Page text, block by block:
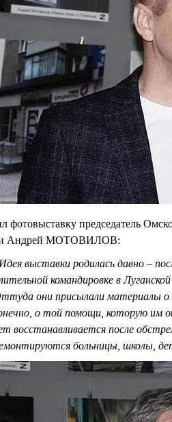
фотовыставку председатель
Андрей МОТОВИЛОВ:
Идея выставки родилась давно –
командировке в
они присылали материалы о
о той помощи, которую им
восстанавливается после
больницы, школы,